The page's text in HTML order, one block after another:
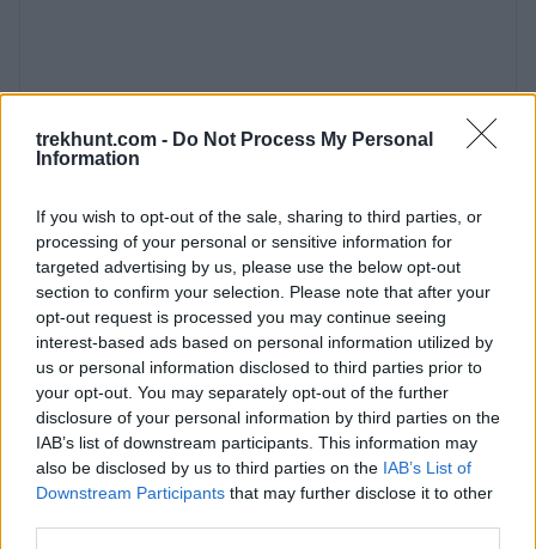
trekhunt.com - Do Not Process My Personal
Information
If you wish to opt-out of the sale, sharing to third parties, or
processing of your personal or sensitive information for
targeted advertising by us, please use the below opt-out
section to confirm your selection. Please note that after your
opt-out request is processed you may continue seeing
interest-based ads based on personal information utilized by
us or personal information disclosed to third parties prior to
your opt-out. You may separately opt-out of the further
disclosure of your personal information by third parties on the
IAB’s list of downstream participants. This information may
also be disclosed by us to third parties on the IAB’s List of
Downstream Participants that may further disclose it to other
Vestrahorn és a Viking falu - Izland
keleti oldala
2024. január 12.
A 888 méter magas Vestrahorn Izland egyik
legikonikusabb hegye. A tengerparton fekvő
hegységet nem lesz nehéz felismerni, hiszen
magányosan áll – várja, a lelkes túrázókat és